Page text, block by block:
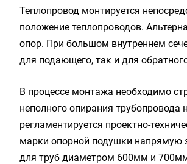
Теплопровод монтируется
положение теплопроводов.
опор. При большом внутреннем
для подающего, так и для
В процессе монтажа необходимо
неполного опирания
регламентируется проектно-
марки опорной подушки напрямую
для труб диаметром 600мм и